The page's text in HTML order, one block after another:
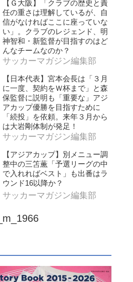
【Ｇ大阪】「クラブの歴史と責
任の重さは理解しているが、自
信がなければここに座っていな
い」。クラブのレジェンド、明
神智和・新監督が目指すのはど
んなチームなのか？
サッカーマガジン編集部
【日本代表】宮本会長は「３月
に一度、契約をＷ杯まで」と森
保監督に説明も「重要な」アジ
アカップ優勝を目指すために
「続投」を依頼。来年３月から
は大岩剛体制が発足！
サッカーマガジン編集部
【アジアカップ】別メニュー調
整中の三笘薫「予選リーグの中
で入れればベスト」も出番はラ
ウンド16以降か？
サッカーマガジン編集部